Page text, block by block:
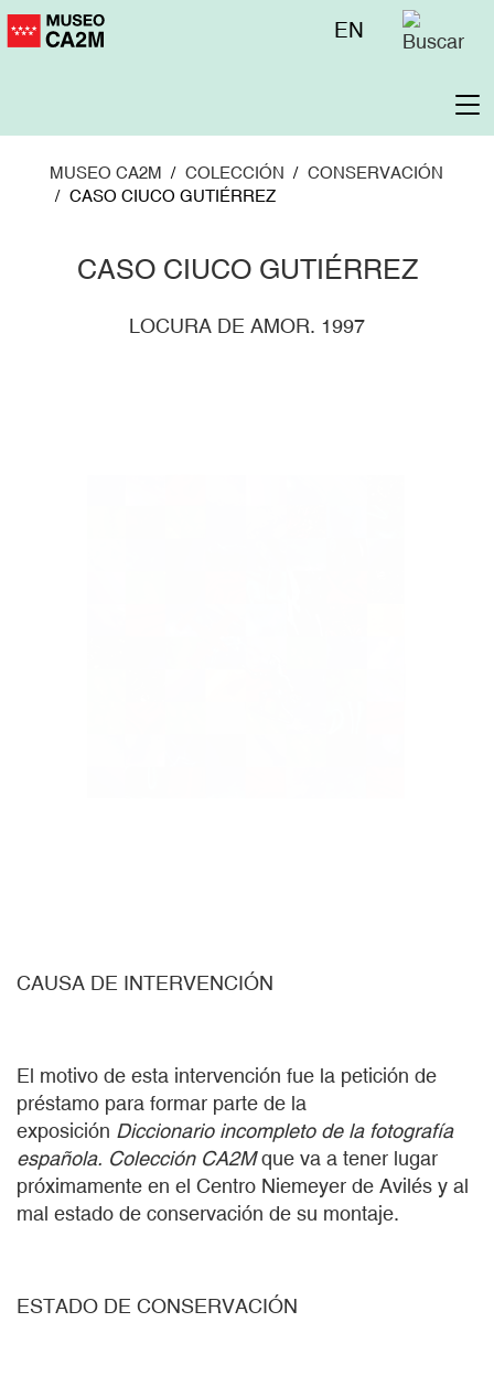
Pasar
Menú
EN
MUSEO CA2M COLECCIÓN
CONSERVACIÓN
CASO CIUCO GUTIÉRREZ
CASO CIUCO GUTIÉRREZ
LOCURA DE AMOR. 1997
CAUSA DE INTERVENCIÓN
El motivo de esta intervención fue la petición de
préstamo para formar parte de la
exposición Diccionario incompleto de la fotografía
española. Colección CA2Mque va a tener lugar
próximamente en el Centro Niemeyer de Avilés y al
mal estado de conservación de su montaje.
ESTADO DE CONSERVACIÓN